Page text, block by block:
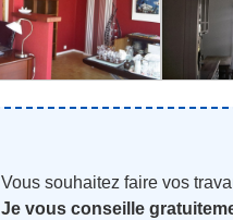
Vous souhaitez faire vos
Je vous conseille